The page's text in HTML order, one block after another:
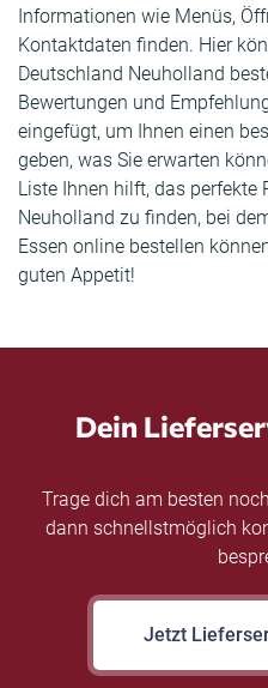
Informationen wie Menüs,
Kontaktdaten finden. Hier
Deutschland Neuholland
Bewertungen und
eingefügt, um Ihnen einen
geben, was Sie erwarten
Liste Ihnen hilft, das perfekte
Neuholland zu finden, bei
Essen online bestellen
guten Appetit!
Dein
Trage dich am besten
dann schnellstmöglich
Jetzt